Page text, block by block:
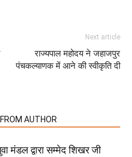
Next article
राज्यपाल महोदय ने जहाजपुर
पंचकल्याणक में आने की स्वीकृति दी
AUTHOR
मंडल द्वारा सम्मेद शिखर जी